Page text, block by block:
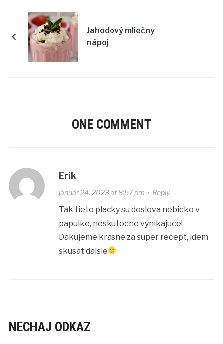
Jahodový mliečny
nápoj
ONE COMMENT
Erik
január 24, 2023 at 8:57 pm · Reply
Tak tieto placky su doslova nebicko v
papulke, neskutocne vynikajuce!
Dakujeme krasne za super recept, idem
skusat dalsie
NECHAJ ODKAZ